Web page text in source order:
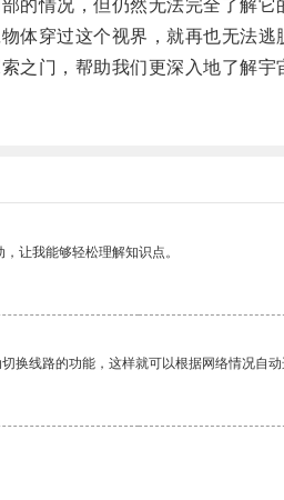
情况，但仍然无法完全了解它
穿过这个视界，就再也无法逃
门，帮助我们更深入地了解宇
让我能够轻松理解知识点。
线路的功能，这样就可以根据网络情况自